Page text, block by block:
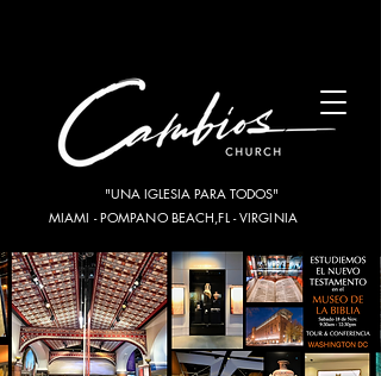
"UNA IGLESIA PARA TODOS"
MIAMI - POMPANO BEACH,FL - VIRGINIA